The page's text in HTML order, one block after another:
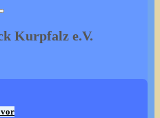
Kurpfalz e.V.
vor